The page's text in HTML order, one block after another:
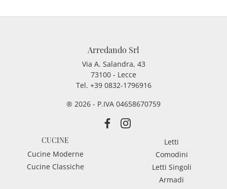
Arredando Srl
Via A. Salandra, 43
73100 - Lecce
Tel. +39 0832-1796916
® 2026 - P.IVA 04658670759
CUCINE
Cucine Moderne
Cucine Classiche
Letti
Comodini
Letti Singoli
Armadi